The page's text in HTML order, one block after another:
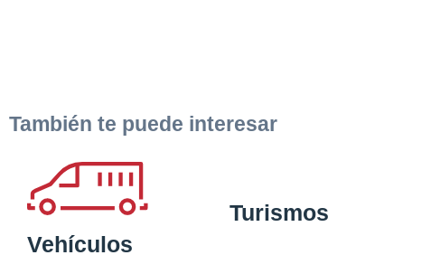
También te puede interesar
Vehículos
Turismos